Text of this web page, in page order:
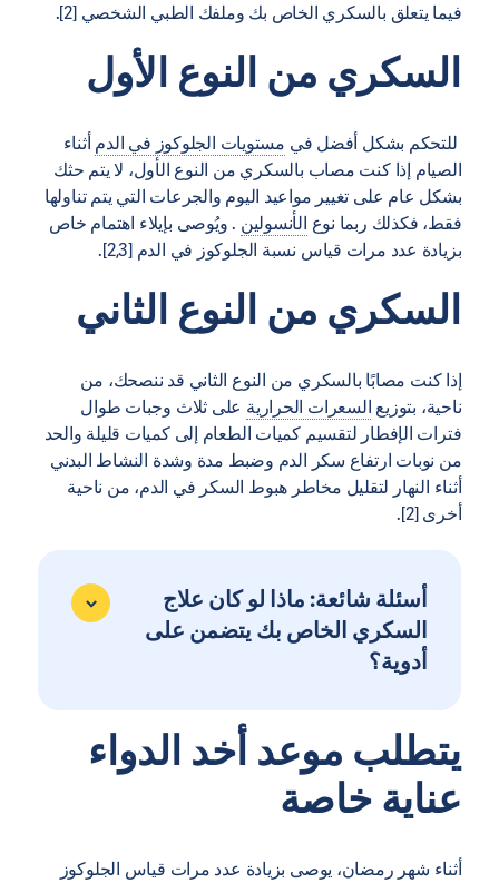
فيما يتعلق بالسكري الخاص بك وملفك الطبي الشخصي [2].
السكري من النوع الأول
للتحكم بشكل أفضل في مستويات الجلوكوز في الدم أثناء
الصيام إذا كنت مصاب بالسكري من النوع الأول، لا يتم حثك
بشكل عام على تغيير مواعيد اليوم والجرعات التي يتم تناولها
فقط، فكذلك ربما نوع الأنسولين . ويُوصى بإيلاء اهتمام خاص
بزيادة عدد مرات قياس نسبة الجلوكوز في الدم [2,3].
السكري من النوع الثاني
إذا كنت مصابًا بالسكري من النوع الثاني قد ننصحك، من
ناحية، بتوزيع السعرات الحرارية على ثلاث وجبات طوال
فترات الإفطار لتقسيم كميات الطعام إلى كميات قليلة والحد
من نوبات ارتفاع سكر الدم وضبط مدة وشدة النشاط البدني
أثناء النهار لتقليل مخاطر هبوط السكر في الدم، من ناحية
أخرى [2].
أسئلة شائعة: ماذا لو كان علاج
السكري الخاص بك يتضمن على
أدوية؟
يتطلب موعد أخد الدواء
عناية خاصة
أثناء شهر رمضان، يوصى بزيادة عدد مرات قياس الجلوكوز